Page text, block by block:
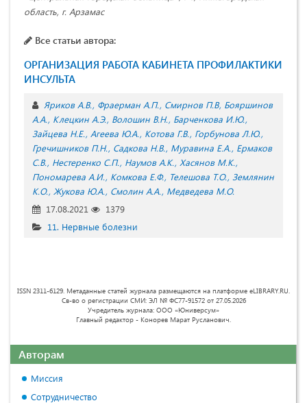
область, г. Арзамас
Все статьи автора:
ОРГАНИЗАЦИЯ РАБОТА КАБИНЕТА ПРОФИЛАКТИКИ
ИНСУЛЬТА
Яриков А.В. Фраерман А.П. Смирнов П.В Бояршинов
А.А. Клецкин А.Э. Волошин В.Н. Барченкова И.Ю.
Зайцева Н.Е. Агеева Ю.А. Котова Г.В. Горбунова Л.Ю.
Гречишников П.Н. Садкова Н.В. Муравина Е.А. Ермаков
С.В. Нестеренко С.П. Наумов А.К. Хасянов М.К.
Пономарева А.И. Комкова Е.Ф. Телешова Т.О. Землянин
К.О. Жукова Ю.А. Смолин А.А. Медведева М.О.
17.08.2021
1379
11. Нервные болезни
ISSN 2311-6129. Метаданные статей журнала размещаются на платформе eLIBRARY.RU.
Св-во о регистрации СМИ: ЭЛ № ФС77-91572 от 27.05.2026
Учредитель журнала: ООО «Юниверсум»
Главный редактор - Конорев Марат Русланович.
Авторам
Миссия
Сотрудничество